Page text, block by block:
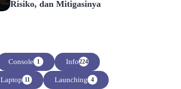
Risiko, dan Mitigasinya
Console 1 Info224
Laptop 11 Launching 4